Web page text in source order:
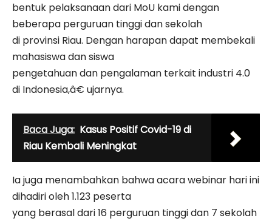
bentuk pelaksanaan dari MoU kami dengan
beberapa perguruan tinggi dan sekolah
di provinsi Riau. Dengan harapan dapat membekali
mahasiswa dan siswa
pengetahuan dan pengalaman terkait industri 4.0
di Indonesia,â€ ujarnya.
Baca Juga: Kasus Positif Covid-19 di
Riau Kembali Meningkat
Ia juga menambahkan bahwa acara webinar hari ini
dihadiri oleh 1.123 peserta
yang berasal dari 16 perguruan tinggi dan 7 sekolah